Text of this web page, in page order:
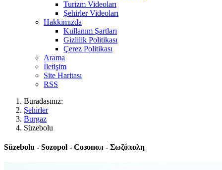
Turizm Videoları
Şehirler Videoları
Hakkımızda
Kullanım Şartları
Gizlilik Politikası
Çerez Politikası
Arama
İletişim
Site Haritası
RSS
Buradasınız:
Şehirler
Burgaz
Süzebolu
Süzebolu - Sozopol - Созопол - Σωζόπολη